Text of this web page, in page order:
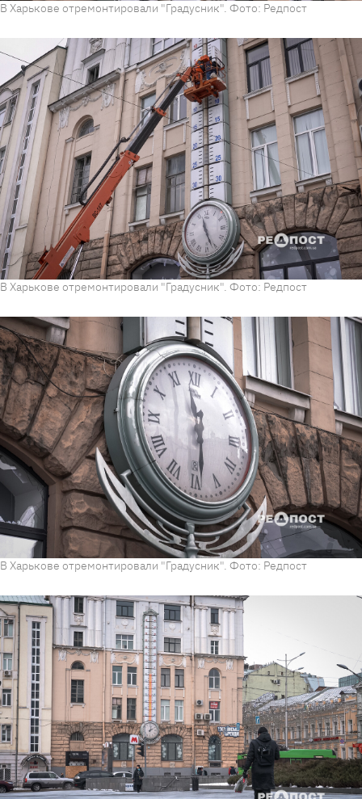
В Харькове отремонтировали "Градусник". Фото: Редпост
В Харькове отремонтировали "Градусник". Фото: Редпост
В Харькове отремонтировали "Градусник". Фото: Редпост